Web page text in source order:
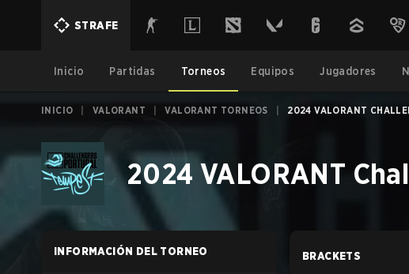
STRAFE
Inicio Partidas Torneos Equipos Jugadores
INICIO VALORANT VALORANT TORNEOS 2024 VALORANT
2024 VALORANT
INFORMACIÓN DEL TORNEO BRACKETS